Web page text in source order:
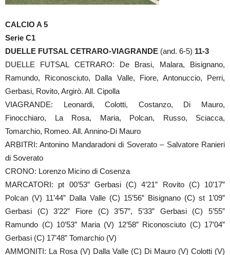
CALCIO A 5
Serie C1
DUELLE FUTSAL CETRARO-VIAGRANDE (and. 6-5) 11-3
DUELLE FUTSAL CETRARO: De Brasi, Malara, Bisignano,
Ramundo, Riconosciuto, Dalla Valle, Fiore, Antonuccio, Perri,
Gerbasi, Rovito, Argirò. All. Cipolla
VIAGRANDE: Leonardi, Colotti, Costanzo, Di Mauro,
Finocchiaro, La Rosa, Maria, Polcan, Russo, Sciacca,
Tomarchio, Romeo. All. Annino-Di Mauro
ARBITRI: Antonino Mandaradoni di Soverato – Salvatore Ranieri
di Soverato
CRONO: Lorenzo Micino di Cosenza
MARCATORI: pt 00’53” Gerbasi (C) 4’21” Rovito (C) 10’17”
Polcan (V) 11’44” Dalla Valle (C) 15’56” Bisignano (C) st 1’09”
Gerbasi (C) 3’22” Fiore (C) 3’57”, 5’33” Gerbasi (C) 5’55”
Ramundo (C) 10’53” Maria (V) 12’58” Riconosciuto (C) 17’04”
Gerbasi (C) 17’48” Tomarchio (V)
AMMONITI: La Rosa (V) Dalla Valle (C) Di Mauro (V) Colotti (V)